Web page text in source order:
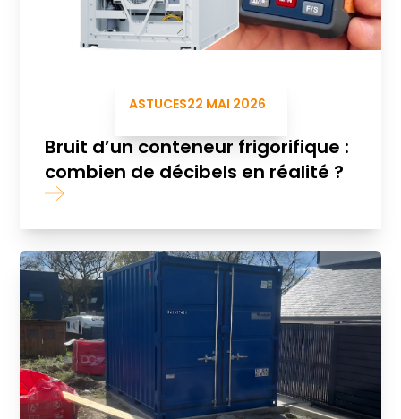
ASTUCES22 MAI 2026
Bruit d’un conteneur frigorifique :
combien de décibels en réalité ?